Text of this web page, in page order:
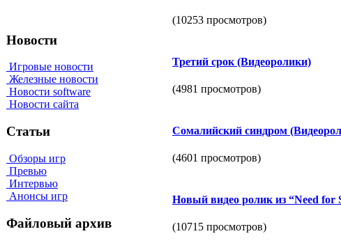
Новости
Игровые новости
Железные новости
Новости software
Новости сайта
Статьи
Обзоры игр
Превью
Интервью
Анонсы игр
Файловый архив
(10253 просмотров)
Третий срок (Видеоролики)
(4981 просмотров)
Сомалийский синдром
(4601 просмотров)
Новый видео ролик из “Need for
(10715 просмотров)